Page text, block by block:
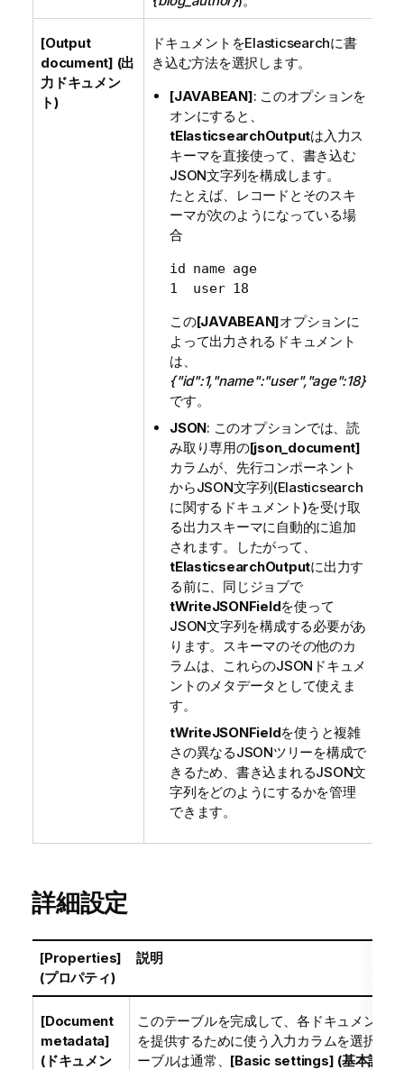
[Output
document] (出
力ドキュメン
ト)
ドキュメントをElasticsearchに書
き込む方法を選択します。
[JAVABEAN]: このオプションを
オンにすると、
tElasticsearchOutputは入力ス
キーマを直接使って、書き込む
JSON文字列を構成します。
たとえば、レコードとそのスキ
ーマが次のようになっている場
合
id name age
1  user 18
この[JAVABEAN]オプションに
よって出力されるドキュメント
は、
{"id":1,"name":"user","age":18}
です。
JSON: このオプションでは、読
み取り専用の[json_document]
カラムが、先行コンポーネント
からJSON文字列(Elasticsearch
に関するドキュメント)を受け取
る出力スキーマに自動的に追加
されます。したがって、
tElasticsearchOutputに出力す
る前に、同じジョブで
tWriteJSONFieldを使って
JSON文字列を構成する必要があ
ります。スキーマのその他のカ
ラムは、これらのJSONドキュメ
ントのメタデータとして使えま
す。
tWriteJSONFieldを使うと複雑
さの異なるJSONツリーを構成で
きるため、書き込まれるJSON文
字列をどのようにするかを管理
できます。
詳細設定
[Properties]
(プロパティ)
説明
[Document
metadata]
(ドキュメン
このテーブルを完成して、各ドキュメント
を提供するために使う入力カラムを選択し
ーブルは通常、 [Basic settings] (基本設定)